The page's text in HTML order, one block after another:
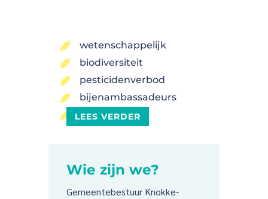
5 wetenschappelijk
5 biodiversiteit
5 pesticidenverbod
5 bijenambassadeurs
5 Tuinrangers
LEES VERDER
Wie zijn we?
Gemeentebestuur Knokke-